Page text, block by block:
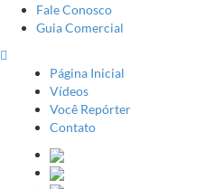
Fale Conosco
Guia Comercial
Página Inicial
Vídeos
Você Repórter
Contato